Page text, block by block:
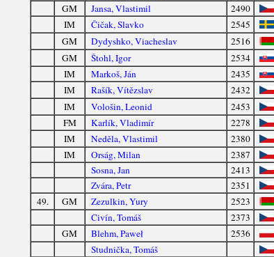
GM Jansa, Vlastimil 2490
IM
Čičak, Slavko 2545
GM Dydyshko, Viacheslav 2516
GM Štohl, Igor 2534
IM Markoš, Ján 2435
IM
Rašík, Vítězslav 2432
IM Vološin, Leonid 2453
FM Karlík, Vladimír 2278
IM
Neděla, Vlastimil 2380
IM Orság, Milan 2387
Sosna, Jan
2413
Zvára, Petr
2351
49.
GM Zezulkin, Yury 2523
Civín, Tomáš 2373
GM
Blehm, Paweł 2536
Studnička, Tomáš